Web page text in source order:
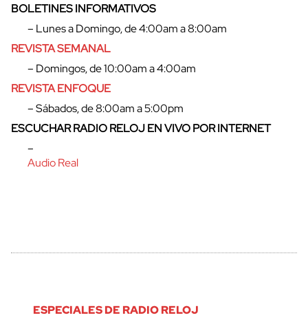
BOLETINES INFORMATIVOS
– Lunes a Domingo, de 4:00am a 8:00am
REVISTA SEMANAL
– Domingos, de 10:00am a 4:00am
REVISTA ENFOQUE
– Sábados, de 8:00am a 5:00pm
ESCUCHAR RADIO RELOJ EN VIVO POR INTERNET
–
Audio Real
ESPECIALES DE RADIO RELOJ